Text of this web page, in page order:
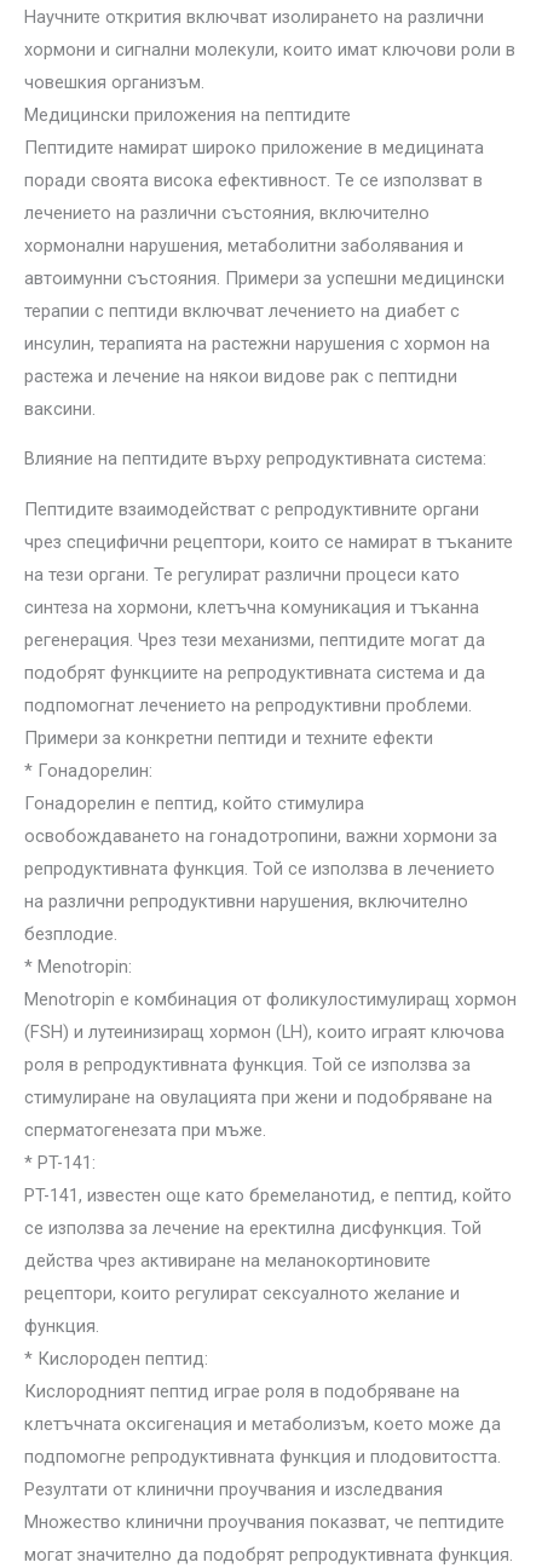
Научните открития включват изолирането на различни
хормони и сигнални молекули, които имат ключови роли в
човешкия организъм.
Медицински приложения на пептидите
Пептидите намират широко приложение в медицината
поради своята висока ефективност. Те се използват в
лечението на различни състояния, включително
хормонални нарушения, метаболитни заболявания и
автоимунни състояния. Примери за успешни медицински
терапии с пептиди включват лечението на диабет с
инсулин, терапията на растежни нарушения с хормон на
растежа и лечение на някои видове рак с пептидни
ваксини.
Влияние на пептидите върху репродуктивната система:
Пептидите взаимодействат с репродуктивните органи
чрез специфични рецептори, които се намират в тъканите
на тези органи. Те регулират различни процеси като
синтеза на хормони, клетъчна комуникация и тъканна
регенерация. Чрез тези механизми, пептидите могат да
подобрят функциите на репродуктивната система и да
подпомогнат лечението на репродуктивни проблеми.
Примери за конкретни пептиди и техните ефекти
* Гонадорелин:
Гонадорелин е пептид, който стимулира
освобождаването на гонадотропини, важни хормони за
репродуктивната функция. Той се използва в лечението
на различни репродуктивни нарушения, включително
безплодие.
* Menotropin:
Menotropin е комбинация от фоликулостимулиращ хормон
(FSH) и лутеинизиращ хормон (LH), които играят ключова
роля в репродуктивната функция. Той се използва за
стимулиране на овулацията при жени и подобряване на
сперматогенезата при мъже.
* PT-141:
PT-141, известен още като бремеланотид, е пептид, който
се използва за лечение на еректилна дисфункция. Той
действа чрез активиране на меланокортиновите
рецептори, които регулират сексуалното желание и
функция.
* Кислороден пептид:
Кислородният пептид играе роля в подобряване на
клетъчната оксигенация и метаболизъм, което може да
подпомогне репродуктивната функция и плодовитостта.
Резултати от клинични проучвания и изследвания
Множество клинични проучвания показват, че пептидите
могат значително да подобрят репродуктивната функция.